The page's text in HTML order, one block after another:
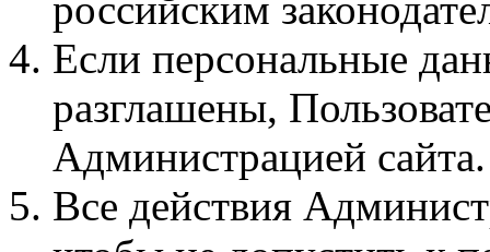
российским
Если персональные
разглашены,
Администрацией сайта.
Все действия